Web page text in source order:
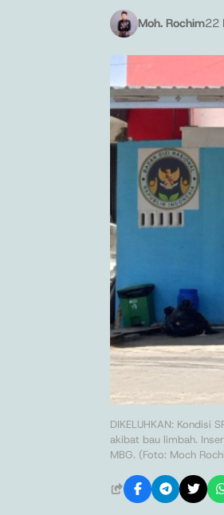
Moh. Rochim22
DIKELUHKAN: Kondisi
akibat bau limbah.
MBG. (Foto: Moch